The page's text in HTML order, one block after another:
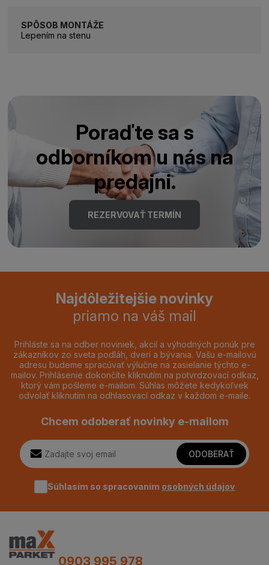
SPÔSOB MONTÁŽE
Lepením na stenu
Poraďte sa s
odborníkom u nás na
predajni.
REZERVOVAŤ TERMÍN
Najdôležitejšie novinky
priamo na váš mail
Prihláste sa na odber noviniek, akcií a výhodných ponúk pre
zákazníkov zo sveta podláh, dverí a bývania. Vašu e-mailovú
adresu budeme spracúvať výlučne na zasielanie týchto e-
mailov. Prihlásenie dokončíte kliknutím na potvrdzovací odkaz,
ktorý vám pošleme e-mailom. Súhlas môžete kedykoľvek
odvolať kliknutím na odhlasovací odkaz v každom e-maile.
Chcem odoberať novinky e-mailom
ODOBERAŤ
Súhlasím so spracovaním osobných údajov
0903 995 978